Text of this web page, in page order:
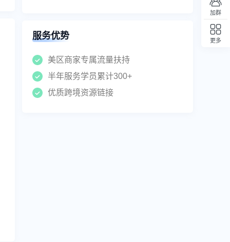
服务优势
美区商家专属流量扶持
半年服务学员累计300+
优质跨境资源链接
加群
更多